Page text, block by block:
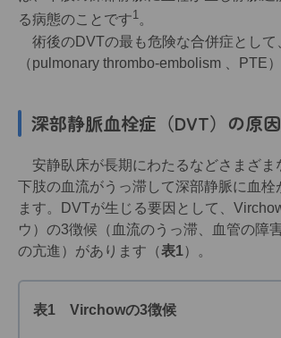
る病態のことです1。
術後のDVTの最も危険な合併症として
（pulmonary thrombo-embolism 、PTE
深部静脈血栓症（DVT）の原因
安静臥床が長期にわたるなどさまざま
下肢の血流がうっ滞して深部静脈に血栓
ます。DVTが生じる要因として、
ウ）の3徴候（血流のうっ滞、血管の障
の亢進）があります（表1）。
表1 Virchowの3徴候